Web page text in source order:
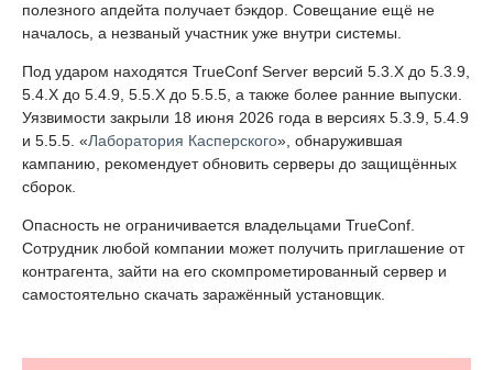
полезного апдейта получает бэкдор. Совещание ещё не
началось, а незваный участник уже внутри системы.
Под ударом находятся TrueConf Server версий 5.3.X до 5.3.9,
5.4.X до 5.4.9, 5.5.X до 5.5.5, а также более ранние выпуски.
Уязвимости закрыли 18 июня 2026 года в версиях 5.3.9, 5.4.9
и 5.5.5. «Лаборатория Касперского», обнаружившая
кампанию, рекомендует обновить серверы до защищённых
сборок.
Опасность не ограничивается владельцами TrueConf.
Сотрудник любой компании может получить приглашение от
контрагента, зайти на его скомпрометированный сервер и
самостоятельно скачать заражённый установщик.